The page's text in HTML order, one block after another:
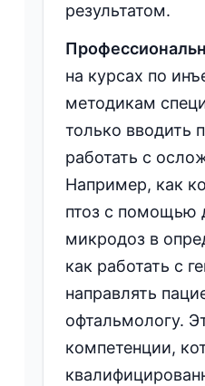
результатом.
на курсах по
методикам
только вводить
работать с
Например, как
птоз с помощью
микродоз в
как работать с
направлять
офтальмологу.
компетенции,